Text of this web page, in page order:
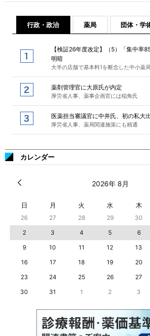
行政・政治 薬局 団体・学
【検証26年度改定】（5）「集中率
明暗
大半の店舗で基本料1を断念した中小薬
薬剤管理官に大原氏が内定
厚労省人事、薬事企画官には稲角氏
医薬担当審議官に中井氏、初の私大
厚労省人事、薬局関連施策にも精通
カレンダー
2026年 8月
日 月 火 水 木
26 27 28 29 30
2
3 4 5 6
9
10 11 12 13
16
17 18 19 20
23
24 25 26 27
30
31 1 2 3